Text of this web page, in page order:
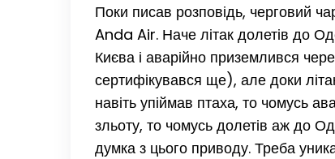
Поки писав розповідь, черговий
Anda Air. Наче літак долетів до
Києва і аварійно приземлився
сертифікувався ще), але доки
навіть упіймав птаха, то чомусь
зльоту, то чомусь долетів аж до
думка з цього приводу. Треба